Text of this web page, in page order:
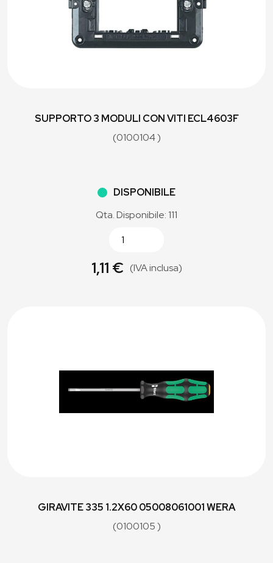
SUPPORTO 3 MODULI CON VITI ECL4603F
(0100104 )
DISPONIBILE
Qta. Disponibile: 111
1,11 € (IVA inclusa)
GIRAVITE 335 1.2X60 05008061001 WERA
(0100105 )